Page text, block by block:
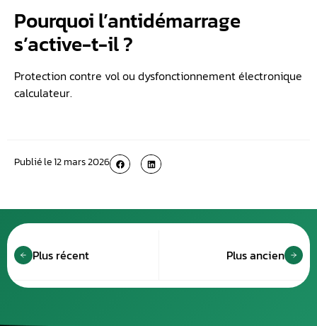
Pourquoi l’antidémarrage
s’active-t-il ?
Protection contre vol ou dysfonctionnement électronique
calculateur.
Publié le12 mars 2026
Plus récent Plus ancien